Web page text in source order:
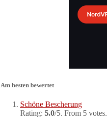
Am besten bewertet
Schöne Bescherung
Rating: 5.0/5. From 5 votes.